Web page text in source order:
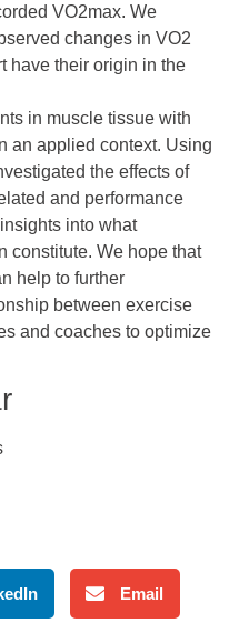
VO2max. We
changes in VO2
have their origin in the
in muscle tissue with
an applied context. Using
the effects of
and performance
into what
constitute. We hope that
help to further
between exercise
and coaches to optimize
Email